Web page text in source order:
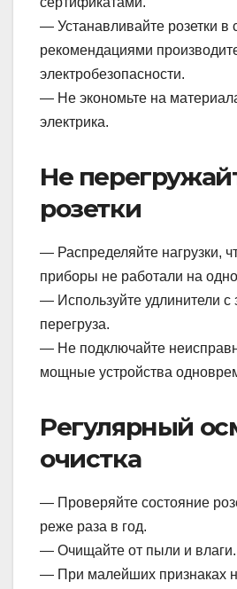
— Устанавливайте розетки в
рекомендациями
электробезопасности.
— Не экономьте на
электрика.
Не
розетки
— Распределяйте нагрузки,
приборы не работали на
— Используйте удлинители с
перегруза.
— Не подключайте
мощные устройства
Регулярный
очистка
— Проверяйте состояние
реже раза в год.
— Очищайте от пыли и влаги.
— При малейших признаках